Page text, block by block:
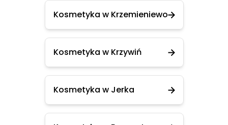
Kosmetyka w Krzemieniewo
Kosmetyka w Krzywiń
Kosmetyka w Jerka